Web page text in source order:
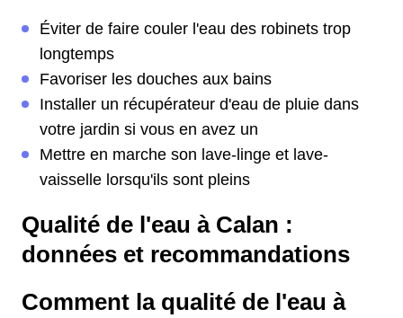
Éviter de faire couler l'eau des robinets trop
longtemps
Favoriser les douches aux bains
Installer un récupérateur d'eau de pluie dans
votre jardin si vous en avez un
Mettre en marche son lave-linge et lave-
vaisselle lorsqu'ils sont pleins
Qualité de l'eau à Calan :
données et recommandations
Comment la qualité de l'eau à